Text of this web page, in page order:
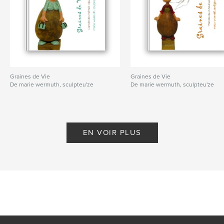
Graines de Vie
De marie wermuth, sculpteu'ze
Graines de Vie
De marie wermuth, sculpteu'ze
EN VOIR PLUS